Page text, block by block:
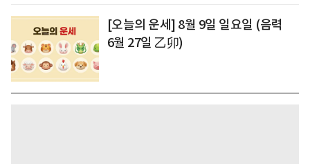
[오늘의 운세] 8월 9일 일요일 (음력
6월 27일 乙卯)